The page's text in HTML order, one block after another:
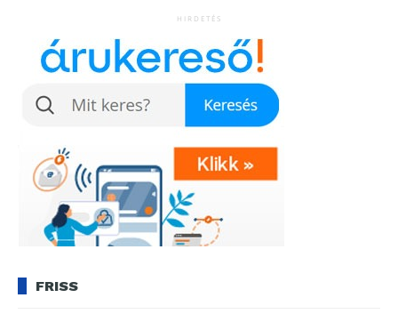
HIRDETÉS
FRISS